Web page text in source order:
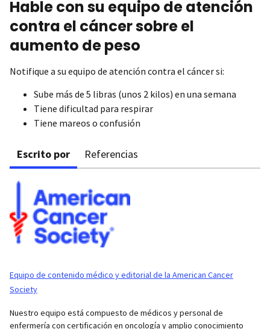
Hable con su equipo de atención
contra el cáncer sobre el
aumento de peso
Notifique a su equipo de atención contra el cáncer si:
Sube más de 5 libras (unos 2 kilos) en una semana
Tiene dificultad para respirar
Tiene mareos o confusión
Escrito por Referencias
Equipo de contenido médico y editorial de la American Cancer
Society
Nuestro equipo está compuesto de médicos y personal de
enfermería con certificación en oncología y amplio conocimiento